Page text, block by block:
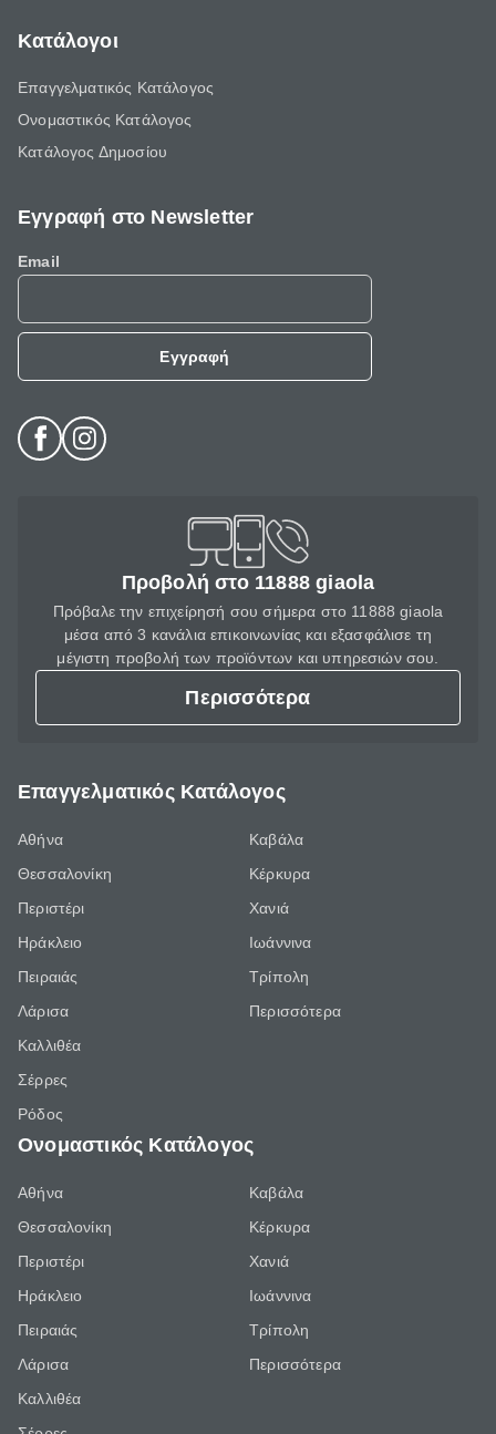
Κατάλογοι
Επαγγελματικός Κατάλογος
Ονομαστικός Κατάλογος
Κατάλογος Δημοσίου
Εγγραφή στο Newsletter
Email
Εγγραφή
Προβολή στο 11888 giaola
Πρόβαλε την επιχείρησή σου σήμερα στο 11888 giaola
μέσα από 3 κανάλια επικοινωνίας και εξασφάλισε τη
μέγιστη προβολή των προϊόντων και υπηρεσιών σου.
Περισσότερα
Επαγγελματικός Κατάλογος
Αθήνα
Θεσσαλονίκη
Περιστέρι
Ηράκλειο
Πειραιάς
Λάρισα
Καλλιθέα
Σέρρες
Ρόδος
Καβάλα
Κέρκυρα
Χανιά
Ιωάννινα
Τρίπολη
Περισσότερα
Ονομαστικός Κατάλογος
Αθήνα
Θεσσαλονίκη
Περιστέρι
Ηράκλειο
Πειραιάς
Λάρισα
Καλλιθέα
Καβάλα
Κέρκυρα
Χανιά
Ιωάννινα
Τρίπολη
Περισσότερα